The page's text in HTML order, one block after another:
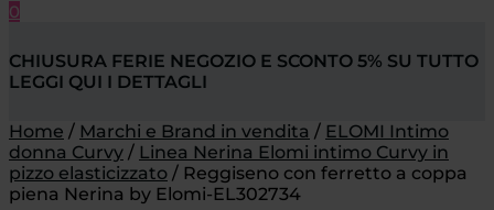
0
CHIUSURA FERIE NEGOZIO E SCONTO 5% SU TUTTO
LEGGI QUI I DETTAGLI
Home / Marchi e Brand in vendita / ELOMI Intimo
donna Curvy / Linea Nerina Elomi intimo Curvy in
pizzo elasticizzato / Reggiseno con ferretto a coppa
piena Nerina by Elomi-EL302734